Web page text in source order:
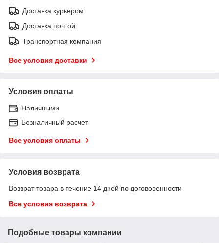
Доставка курьером
Доставка почтой
Транспортная компания
Все условия доставки
Условия оплаты
Наличными
Безналичный расчет
Все условия оплаты
Условия возврата
Возврат товара в течение 14 дней по договоренности
Все условия возврата
Подобные товары компании